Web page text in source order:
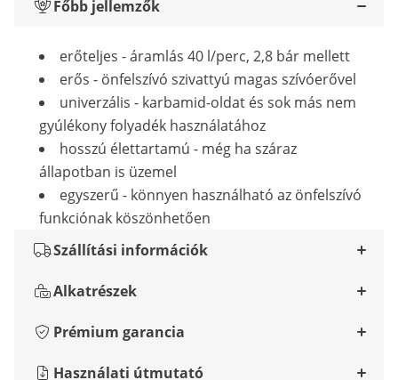
Főbb jellemzők
erőteljes - áramlás 40 l/perc, 2,8 bár mellett
erős - önfelszívó szivattyú magas szívóerővel
univerzális - karbamid-oldat és sok más nem
gyúlékony folyadék használatához
hosszú élettartamú - még ha száraz
állapotban is üzemel
egyszerű - könnyen használható az önfelszívó
funkciónak köszönhetően
Szállítási információk
Alkatrészek
Prémium garancia
Használati útmutató